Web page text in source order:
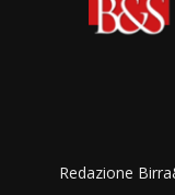
Redazione